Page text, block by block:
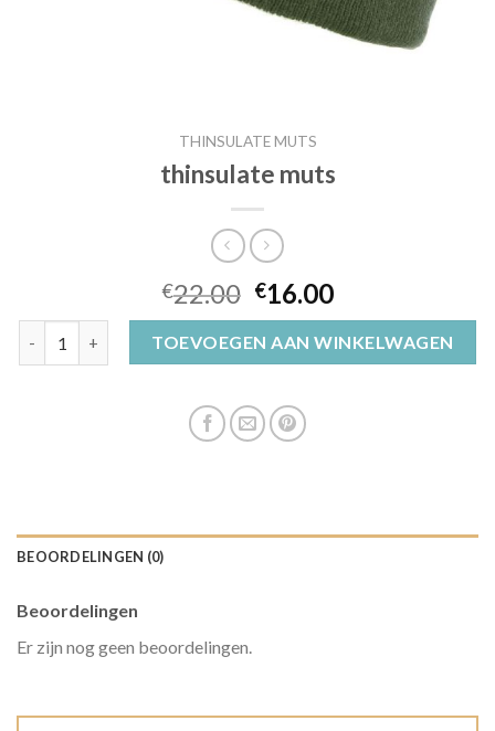
THINSULATE MUTS
thinsulate muts
€22.00 €16.00
thinsulate muts aantalTOEVOEGEN AAN WINKELWAGEN
BEOORDELINGEN (0)
Beoordelingen
Er zijn nog geen beoordelingen.